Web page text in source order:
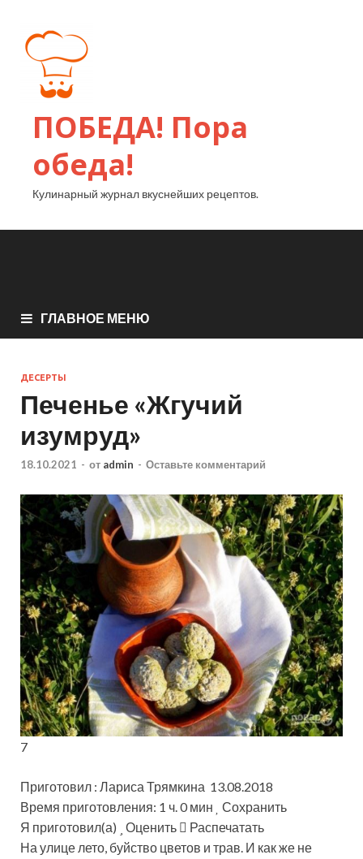
ПОБЕДА! Пора
обеда!
Кулинарный журнал вкуснейших рецептов.
ГЛАВНОЕ МЕНЮ
ДЕСЕРТЫ
Печенье «Жгучий
изумруд»
18.10.2021 - от admin - Оставьте комментарий
7
Приготовил : Лариса Трямкина 13.08.2018
Время приготовления: 1 ч. 0 мин
Сохранить
Я приготовил(а)
Оценить
Распечатать
На улице лето, буйство цветов и трав. И как же не